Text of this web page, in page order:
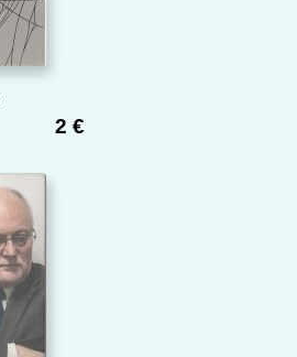
2 €